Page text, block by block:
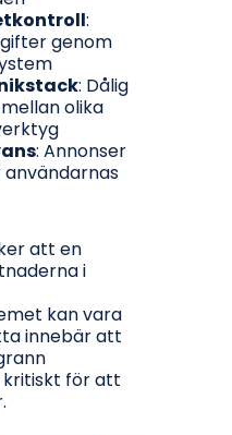
:
genom
: Dålig
olika
: Annonser
att en
i
kan vara
innebär att
kritiskt för att